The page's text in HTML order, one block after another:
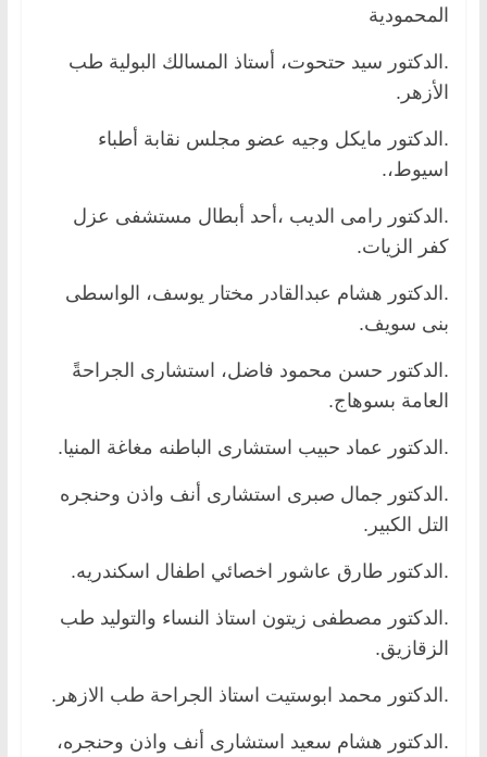
المحمودية
.الدكتور سيد حتحوت، أستاذ المسالك البولية طب
الأزهر.
.الدكتور مايكل وجيه عضو مجلس نقابة أطباء
اسيوط،.
.الدكتور رامى الديب ،أحد أبطال مستشفى عزل
كفر الزيات.
.الدكتور هشام عبدالقادر مختار يوسف، الواسطى
بنى سويف.
.الدكتور حسن محمود فاضل، استشارى الجراحةً
العامة بسوهاج.
.الدكتور عماد حبيب استشارى الباطنه مغاغة المنيا.
.الدكتور جمال صبرى استشارى أنف واذن وحنجره
التل الكبير.
.الدكتور طارق عاشور اخصائي اطفال اسكندريه.
.الدكتور مصطفى زيتون استاذ النساء والتوليد طب
الزقازيق.
.الدكتور محمد ابوستيت استاذ الجراحة طب الازهر.
.الدكتور هشام سعيد استشارى أنف واذن وحنجره،